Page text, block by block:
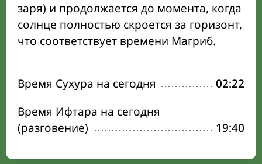
заря) и продолжается до момента, когда
солнце полностью скроется за горизонт,
что соответствует времени Магриб.
Время Сухура на сегодня
02:22
Время Ифтара на сегодня
(разговение)
19:40